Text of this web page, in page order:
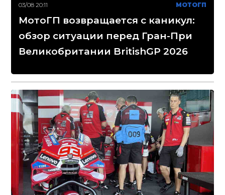
03/08 20:11 МОТОГП
МотоГП возвращается с каникул:
обзор ситуации перед Гран-При
Великобритании BritishGP 2026